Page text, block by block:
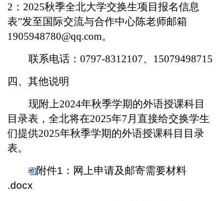
2：2025秋季全北大学交换生项目报名信息
表”发至国际交流与合作中心陈老师邮箱
1905948780@qq.com。
联系电话： 0797-8312107、15079498715
四、其他说明
现附上2024年秋季学期的外语授课科目
目录表，全北将在2025年7月直接给交换学生
们提供2025年秋季学期的外语授课科目目录
表。
附件1：网上申请及邮寄需要材料
.docx